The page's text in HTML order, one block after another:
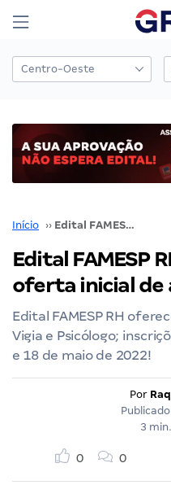
Início ›› Edital FAMESP RH: SAIU! Concurso oferta inicial de até R$ 2,3 mil; veja!
Edital FAMESP
oferta inicial de
Edital FAMESP RH
Vigia e Psicólogo;
e 18 de maio de 2022!
Por
3
0 0